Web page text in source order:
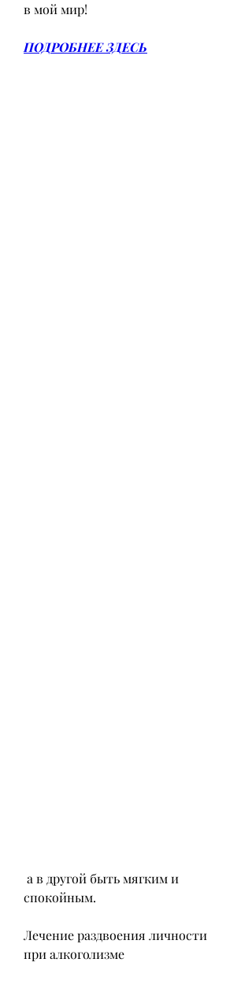
в мой мир!
ПОДРОБНЕЕ ЗДЕСЬ
спокойным.
Лечение раздвоения личности
при алкоголизме